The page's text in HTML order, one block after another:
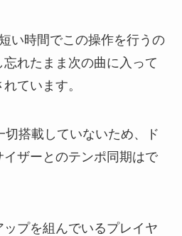
い時間でこの操作を行うの
れたまま次の曲に入って
ています。
切搭載していないため、ド
ザーとのテンポ同期はで
プを組んでいるプレイヤ